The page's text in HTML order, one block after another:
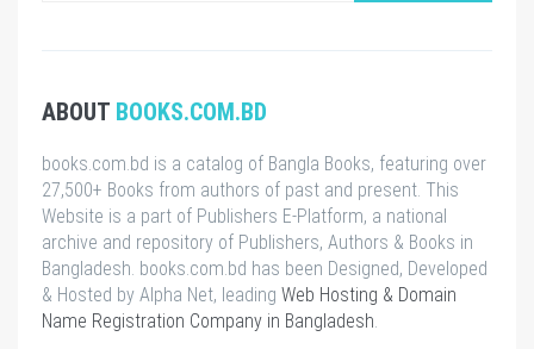
ABOUT BOOKS.COM.BD
books.com.bd is a catalog of Bangla Books, featuring over
27,500+ Books from authors of past and present. This
Website is a part of Publishers E-Platform, a national
archive and repository of Publishers, Authors & Books in
Bangladesh. books.com.bd has been Designed, Developed
& Hosted by Alpha Net, leading Web Hosting & Domain
Name Registration Company in Bangladesh.